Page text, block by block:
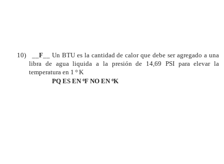
10) F__ Un BTU es la cantidad de calor que debe ser agregado a una
libra de agua liquida a la presión de 14,69 PSI para elevar la
temperatura en 1 º K
PQ ES EN ºF NO EN ºK